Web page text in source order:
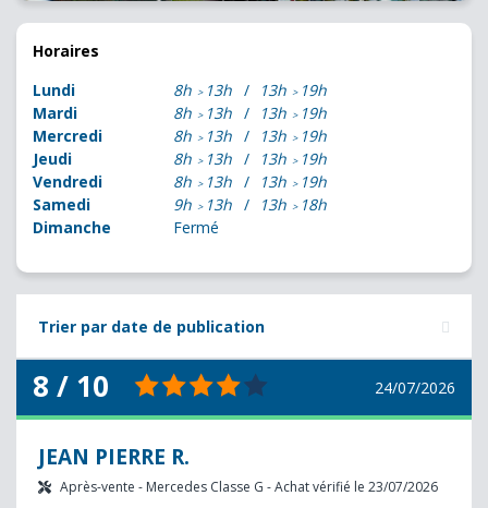
Horaires
Lundi
8h 13h 13h
19h
Mardi
8h 13h 13h
19h
Mercredi
8h 13h 13h
19h
Jeudi
8h 13h 13h
19h
Vendredi
8h 13h 13h
19h
Samedi
9h 13h 13h
18h
Dimanche
Fermé
Trier par date de publication
8 / 10 24/07/2026
JEAN PIERRE R.
Après-vente - Mercedes Classe G - Achat vérifié le 23/07/2026